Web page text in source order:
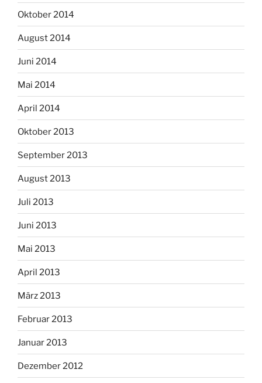
Oktober 2014
August 2014
Juni 2014
Mai 2014
April 2014
Oktober 2013
September 2013
August 2013
Juli 2013
Juni 2013
Mai 2013
April 2013
März 2013
Februar 2013
Januar 2013
Dezember 2012